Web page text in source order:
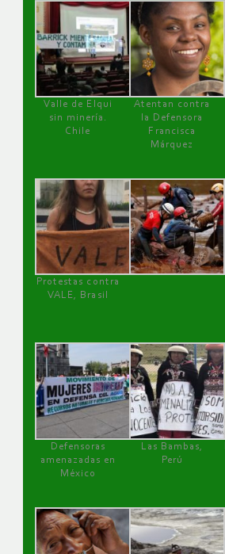
Valle de Elqui
sin minería.
Chile
Atentan contra
la Defensora
Francisca
Márquez
Protestas contra
VALE, Brasil
Defensoras
amenazadas en
México
Las Bambas,
Perú